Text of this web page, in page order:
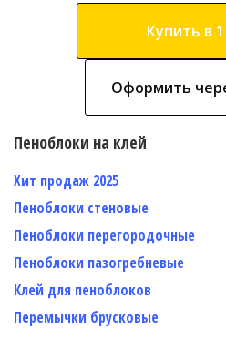
Купить в
Оформить
Пеноблоки на клей
Хит продаж 2025
Пеноблоки стеновые
Пеноблоки перегородочные
Пеноблоки пазогребневые
Клей для пеноблоков
Перемычки брусковые